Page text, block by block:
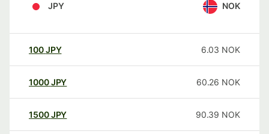
JPY NOK
100JPY 6.03 NOK
1000JPY 60.26 NOK
1500JPY 90.39 NOK